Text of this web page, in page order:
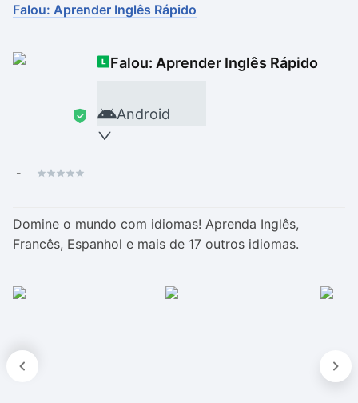
Ver mais
Ver mais
Falou: Aprender Inglês Rápido
Falou: Aprender Inglês Rápido
Android
-
Domine o mundo com idiomas! Aprenda Inglês,
Francês, Espanhol e mais de 17 outros idiomas.